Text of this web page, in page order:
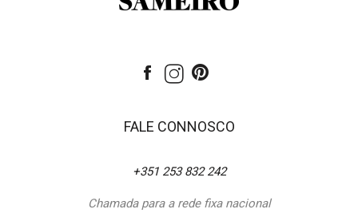
FALE CONNOSCO
+351 253 832 242
Chamada para a rede fixa nacional